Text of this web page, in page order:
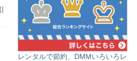
レンタルで節約、DMMいろいろレ